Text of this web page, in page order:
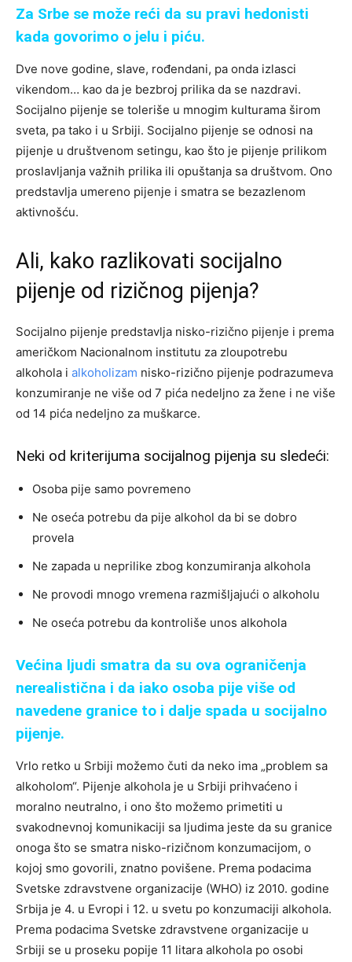
Za Srbe se može reći da su pravi hedonisti
kada govorimo o jelu i piću.
Dve nove godine, slave, rođendani, pa onda izlasci
vikendom… kao da je bezbroj prilika da se nazdravi.
Socijalno pijenje se toleriše u mnogim kulturama širom
sveta, pa tako i u Srbiji. Socijalno pijenje se odnosi na
pijenje u društvenom setingu, kao što je pijenje prilikom
proslavljanja važnih prilika ili opuštanja sa društvom. Ono
predstavlja umereno pijenje i smatra se bezazlenom
aktivnošću.
Ali, kako razlikovati socijalno
pijenje od rizičnog pijenja?
Socijalno pijenje predstavlja nisko-rizično pijenje i prema
američkom Nacionalnom institutu za zloupotrebu
alkohola i alkoholizam nisko-rizično pijenje podrazumeva
konzumiranje ne više od 7 pića nedeljno za žene i ne više
od 14 pića nedeljno za muškarce.
Neki od kriterijuma socijalnog pijenja su sledeći:
Osoba pije samo povremeno
Ne oseća potrebu da pije alkohol da bi se dobro
provela
Ne zapada u neprilike zbog konzumiranja alkohola
Ne provodi mnogo vremena razmišljajući o alkoholu
Ne oseća potrebu da kontroliše unos alkohola
Većina ljudi smatra da su ova ograničenja
nerealistična i da iako osoba pije više od
navedene granice to i dalje spada u socijalno
pijenje.
Vrlo retko u Srbiji možemo čuti da neko ima „problem sa
alkoholom“. Pijenje alkohola je u Srbiji prihvaćeno i
moralno neutralno, i ono što možemo primetiti u
svakodnevnoj komunikaciji sa ljudima jeste da su granice
onoga što se smatra nisko-rizičnom konzumacijom, o
kojoj smo govorili, znatno povišene. Prema podacima
Svetske zdravstvene organizacije (WHO) iz 2010. godine
Srbija je 4. u Evropi i 12. u svetu po konzumaciji alkohola.
Prema podacima Svetske zdravstvene organizacije u
Srbiji se u proseku popije 11 litara alkohola po osobi